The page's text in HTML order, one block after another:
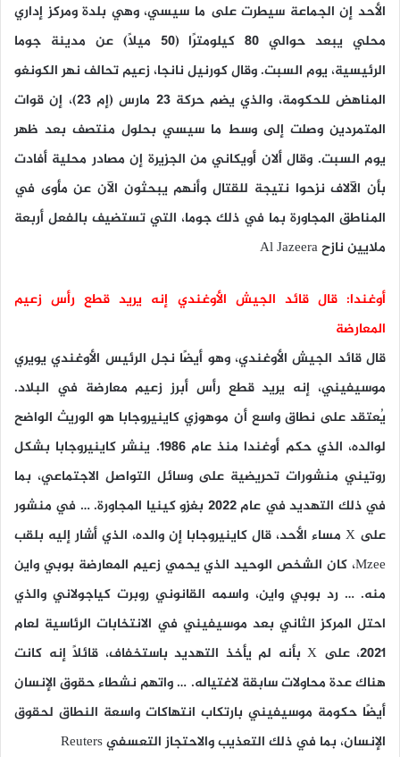
الأحد إن الجماعة سيطرت على ما سيسي، وهي بلدة ومركز إداري
محلي يبعد حوالي 80 كيلومترًا (50 ميلًا) عن مدينة جوما
الرئيسية، يوم السبت. وقال كورنيل نانجا، زعيم تحالف نهر الكونغو
المناهض للحكومة، والذي يضم حركة 23 مارس (إم 23)، إن قوات
المتمردين وصلت إلى وسط ما سيسي بحلول منتصف بعد ظهر
يوم السبت. وقال ألان أويكاني من الجزيرة إن مصادر محلية أفادت
بأن الآلاف نزحوا نتيجة للقتال وأنهم يبحثون الآن عن مأوى في
المناطق المجاورة بما في ذلك جوما، التي تستضيف بالفعل أربعة
ملايين نازح Al Jazeera
أوغندا: قال قائد الجيش الأوغندي إنه يريد قطع رأس زعيم
المعارضة
قال قائد الجيش الأوغندي، وهو أيضًا نجل الرئيس الأوغندي يويري
موسيفيني، إنه يريد قطع رأس أبرز زعيم معارضة في البلاد.
يُعتقد على نطاق واسع أن موهوزي كاينيروجابا هو الوريث الواضح
لوالده، الذي حكم أوغندا منذ عام 1986. ينشر كاينيروجابا بشكل
روتيني منشورات تحريضية على وسائل التواصل الاجتماعي، بما
في ذلك التهديد في عام 2022 بغزو كينيا المجاورة. … في منشور
على X مساء الأحد، قال كاينيروجابا إن والده، الذي أشار إليه بلقب
Mzee، كان الشخص الوحيد الذي يحمي زعيم المعارضة بوبي واين
منه. … رد بوبي واين، واسمه القانوني روبرت كياجولاني والذي
احتل المركز الثاني بعد موسيفيني في الانتخابات الرئاسية لعام
2021، على X بأنه لم يأخذ التهديد باستخفاف، قائلاً إنه كانت
هناك عدة محاولات سابقة لاغتياله. … واتهم نشطاء حقوق الإنسان
أيضًا حكومة موسيفيني بارتكاب انتهاكات واسعة النطاق لحقوق
الإنسان، بما في ذلك التعذيب والاحتجاز التعسفي Reuters